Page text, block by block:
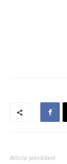
Article précédent